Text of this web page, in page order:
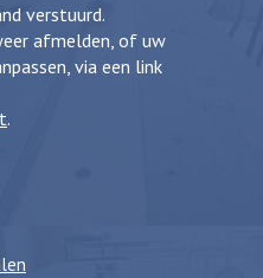
verstuurd.
afmelden, of uw
via een link
.